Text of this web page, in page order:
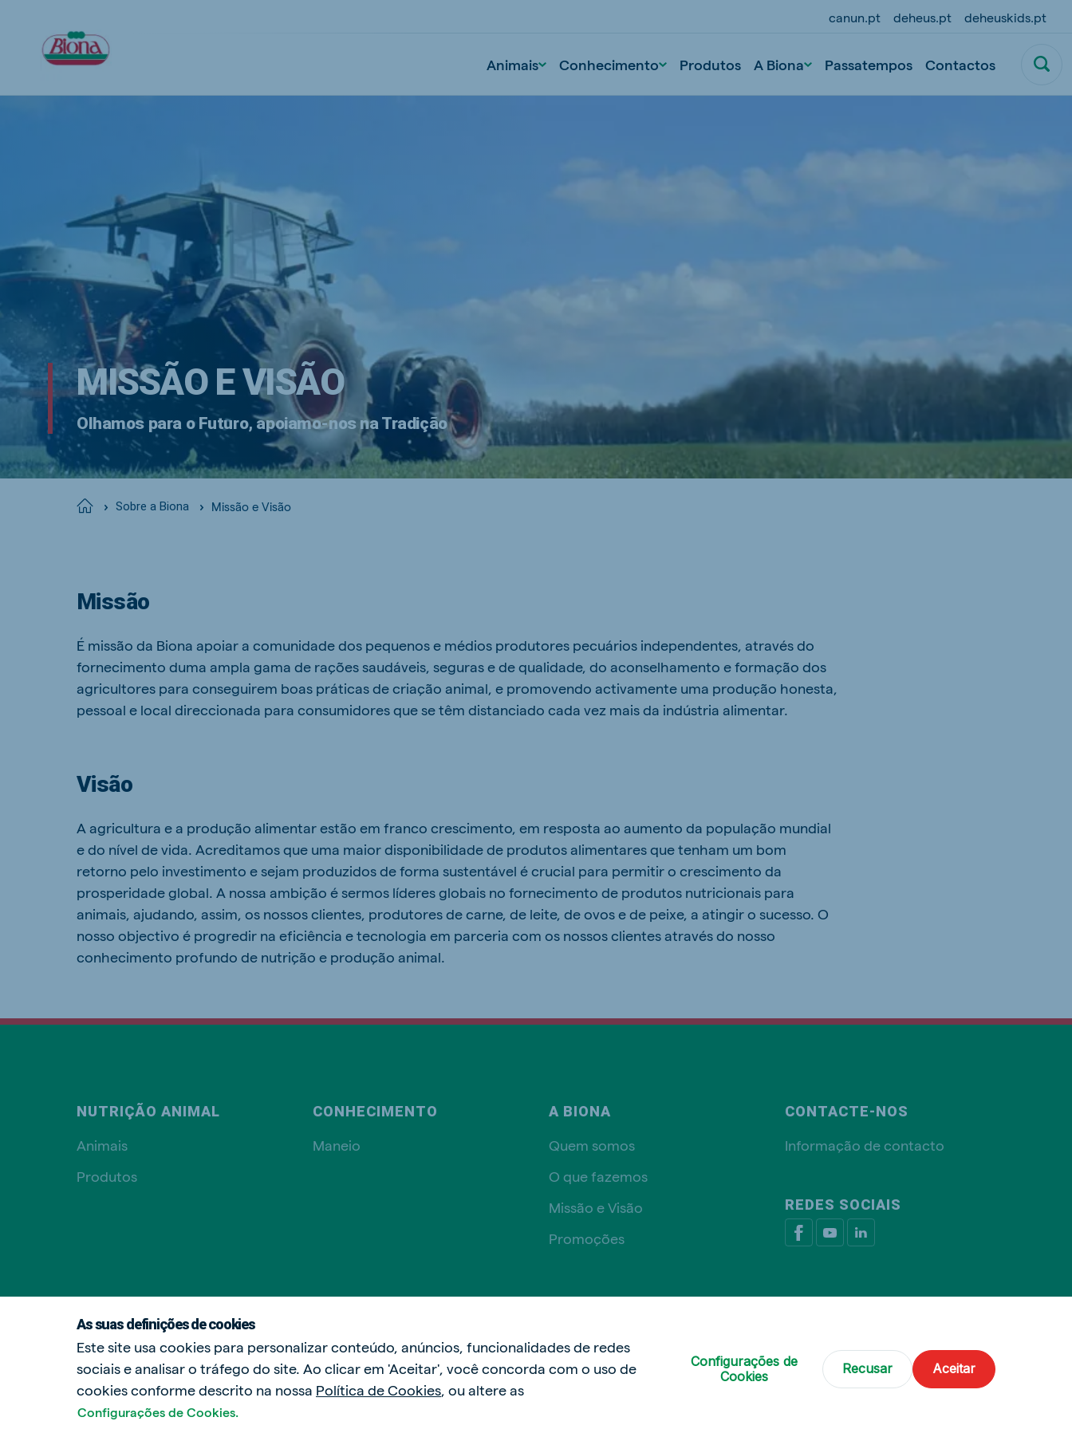
canun.pt deheus.pt deheuskids.pt
Animais Conhecimento Produtos A Biona Passatempos Contactos
MISSÃO E VISÃO
Olhamos para o Futuro, apoiamo-nos na Tradição
Home Sobre a Biona Missão e Visão
Missão
É missão da Biona apoiar a comunidade dos pequenos e médios produtores pecuários independentes, através do
fornecimento duma ampla gama de rações saudáveis, seguras e de qualidade, do aconselhamento e formação dos
agricultores para conseguirem boas práticas de criação animal, e promovendo activamente uma produção honesta,
pessoal e local direccionada para consumidores que se têm distanciado cada vez mais da indústria alimentar.
Visão
A agricultura e a produção alimentar estão em franco crescimento, em resposta ao aumento da população mundial
e do nível de vida. Acreditamos que uma maior disponibilidade de produtos alimentares que tenham um bom
retorno pelo investimento e sejam produzidos de forma sustentável é crucial para permitir o crescimento da
prosperidade global. A nossa ambição é sermos líderes globais no fornecimento de produtos nutricionais para
animais, ajudando, assim, os nossos clientes, produtores de carne, de leite, de ovos e de peixe, a atingir o sucesso. O
nosso objectivo é progredir na eficiência e tecnologia em parceria com os nossos clientes através do nosso
conhecimento profundo de nutrição e produção animal.
NUTRIÇÃO ANIMAL
Animais
Produtos
CONHECIMENTO
Maneio
A BIONA
Quem somos
O que fazemos
Missão e Visão
Promoções
CONTACTE-NOS
Informação de contacto
REDES SOCIAIS
Política de privacidade
© De Heus Nutrição Animal
As suas definições de cookies
Este site usa cookies para personalizar conteúdo, anúncios, funcionalidades de redes
sociais e analisar o tráfego do site. Ao clicar em 'Aceitar', você concorda com o uso de
cookies conforme descrito na nossa Política de Cookies , ou altere as
Configurações de Cookies.
Configurações de
Cookies
Recusar Aceitar